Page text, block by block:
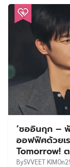
‘ซออินกุก –
ออฟฟิศด้วยเ
Tomorrow!
BySVVEET KIMOn